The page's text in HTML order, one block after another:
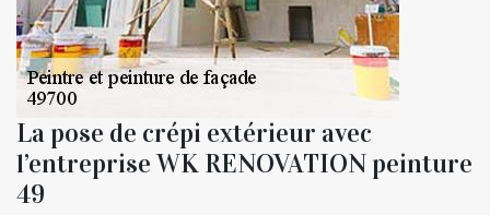
La pose de crépi extérieur avec
l’entreprise WK RENOVATION peinture
49